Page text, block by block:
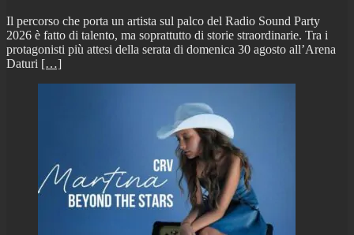
Il percorso che porta un artista sul palco del Radio Sound Party
2026 è fatto di talento, ma soprattutto di storie straordinarie. Tra i
protagonisti più attesi della serata di domenica 30 agosto all’Arena
Daturi […]